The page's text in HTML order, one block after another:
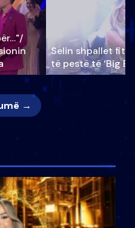
Selin shpallet
të pestë të ‘Big
→